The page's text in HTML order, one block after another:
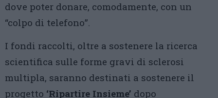
dove poter donare, comodamente, con un
“colpo di telefono”.
I fondi raccolti, oltre a sostenere la ricerca
scientifica sulle forme gravi di sclerosi
multipla, saranno destinati a sostenere il
progetto ‘Ripartire Insieme’ dopo